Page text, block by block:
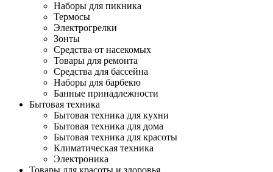
Наборы для пикника
Термосы
Электрогрелки
Зонты
Средства от насекомых
Товары для ремонта
Средства для бассейна
Наборы для барбекю
Банные принадлежности
Бытовая техника
Бытовая техника для кухни
Бытовая техника для дома
Бытовая техника для красоты
Климатическая техника
Электроника
Товары для красоты и здоровья